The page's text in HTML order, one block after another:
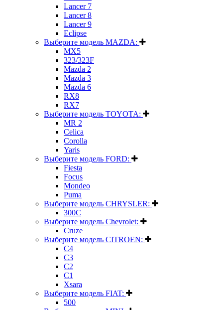
Lancer 7
Lancer 8
Lancer 9
Eclipse
Выберите модель MAZDA:
MX5
323/323F
Mazda 2
Mazda 3
Mazda 6
RX8
RX7
Выберите модель TOYOTA:
MR 2
Celica
Corolla
Yaris
Выберите модель FORD:
Fiesta
Focus
Mondeo
Puma
Выберите модель CHRYSLER:
300C
Выберите модель Chevrolet:
Cruze
Выберите модель CITROEN:
C4
C3
C2
C1
Xsara
Выберите модель FIAT:
500